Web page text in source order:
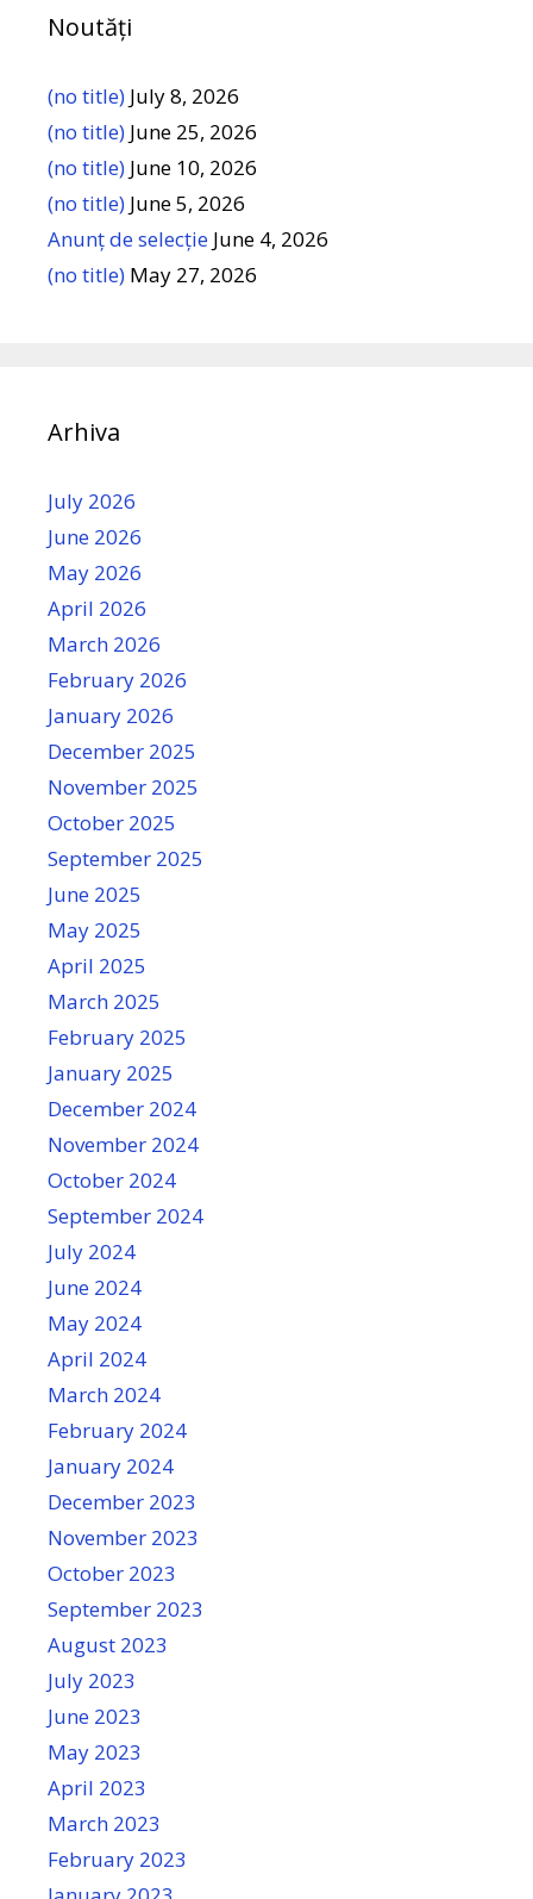
Noutăți
(no title) July 8, 2026
(no title) June 25, 2026
(no title) June 10, 2026
(no title) June 5, 2026
Anunț de selecție June 4, 2026
(no title) May 27, 2026
Arhiva
July 2026
June 2026
May 2026
April 2026
March 2026
February 2026
January 2026
December 2025
November 2025
October 2025
September 2025
June 2025
May 2025
April 2025
March 2025
February 2025
January 2025
December 2024
November 2024
October 2024
September 2024
July 2024
June 2024
May 2024
April 2024
March 2024
February 2024
January 2024
December 2023
November 2023
October 2023
September 2023
August 2023
July 2023
June 2023
May 2023
April 2023
March 2023
February 2023